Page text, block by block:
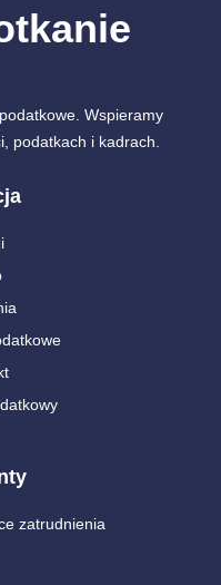
Wspieramy
podatkach i kadrach.
zatrudnienia